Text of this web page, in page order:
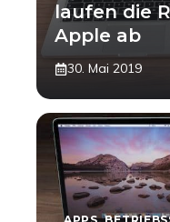
laufen die
Apple ab
30. Mai 2019